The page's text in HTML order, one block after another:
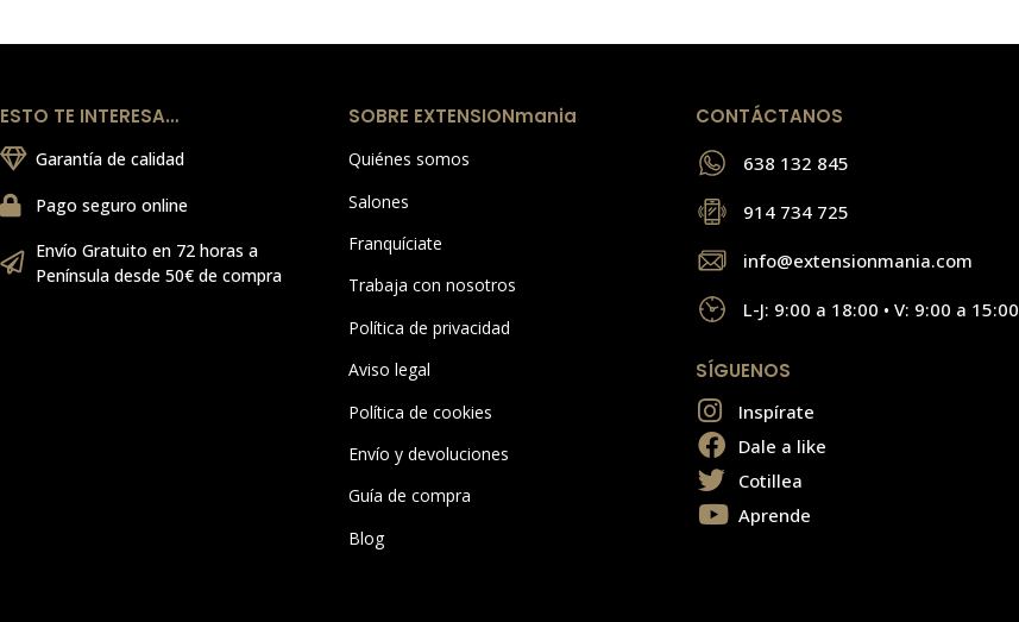
ESTO TE INTERESA…
Garantía de calidad
Pago seguro online
Envío Gratuito en 72 horas a
Península desde 50€ de compra
SOBRE EXTENSIONmania
Quiénes somos
Salones
Franquíciate
Trabaja con nosotros
Política de privacidad
Aviso legal
Política de cookies
Envío y devoluciones
Guía de compra
Blog
CONTÁCTANOS
638 132 845
914 734 725
info@extensionmania.com
L-J: 9:00 a 18:00 • V: 9:00 a 15:00
SÍGUENOS
Inspírate
Dale a like
Cotillea
Aprende